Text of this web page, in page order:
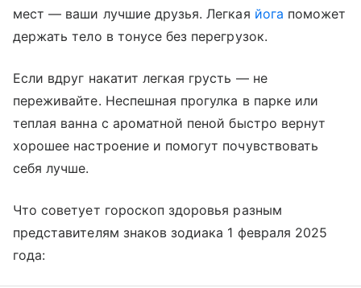
мест — ваши лучшие друзья. Легкая йога поможет
держать тело в тонусе без перегрузок.
Если вдруг накатит легкая грусть — не
переживайте. Неспешная прогулка в парке или
теплая ванна с ароматной пеной быстро вернут
хорошее настроение и помогут почувствовать
себя лучше.
Что советует гороскоп здоровья разным
представителям знаков зодиака 1 февраля 2025
года: